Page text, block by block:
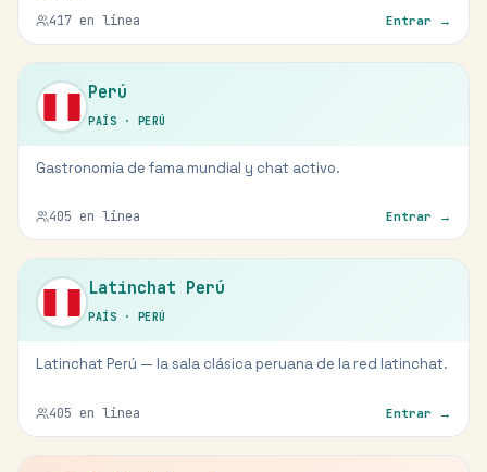
417 en línea Entrar →
Perú
PAÍS · PERÚ
Gastronomía de fama mundial y chat activo.
405 en línea Entrar →
Latinchat Perú
PAÍS · PERÚ
Latinchat Perú — la sala clásica peruana de la red latinchat.
405 en línea Entrar →